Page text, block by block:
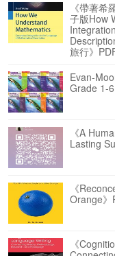
《帶著
子版How
旅行》
Evan-
Grade 1-6
《A
Lasting
《
Orange》
《